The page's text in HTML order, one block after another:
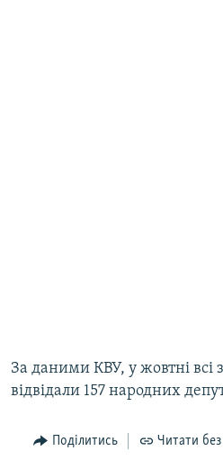
За даними КВУ, у жовтні всі
відвідали 157 народних
Поділитись Читати